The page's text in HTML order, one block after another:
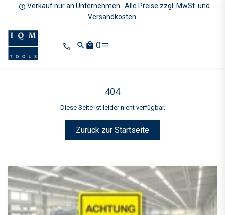
Verkauf nur an Unternehmen. Alle Preise zzgl. MwSt. und
Versandkosten.
search local_mall 0
404
Diese Seite ist leider nicht verfügbar.
Zurück zur Startseite